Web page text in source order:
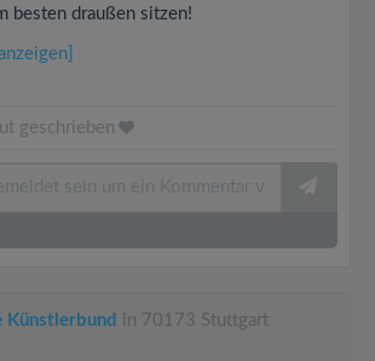
besten draußen sitzen!
geschrieben
Künstlerbund in 70173 Stuttgart